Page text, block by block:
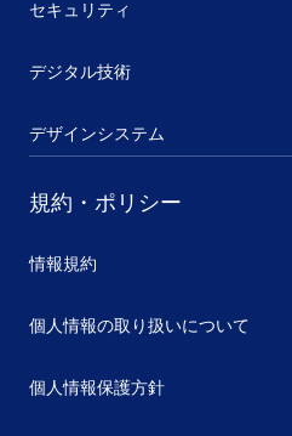
セキュリティ
デジタル技術
デザインシステム
規約・ポリシー
情報規約
個人情報の取り扱いについて
個人情報保護方針